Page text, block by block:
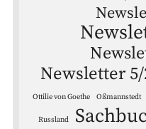
Newsletter 5/
Ottilie von Goethe Oßmannstedt
Russland